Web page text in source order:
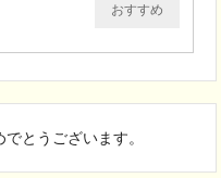
おすすめ
とうございます。